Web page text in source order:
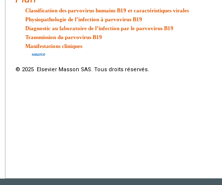
Classification des parvovirus humains B19 et caractéristiques virales
Physiopathologie de l’infection à parvovirus B19
Diagnostic au laboratoire de l’infection par le parvovirus B19
Transmission du parvovirus B19
Manifestations cliniques
source
© 2025 Elsevier Masson SAS. Tous droits réservés.